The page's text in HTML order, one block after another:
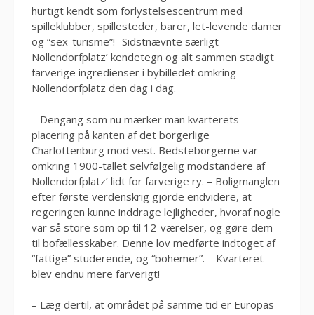
hurtigt kendt som forlystelsescentrum med
spilleklubber, spillesteder, barer, let-levende damer
og “sex-turisme”! -Sidstnævnte særligt
Nollendorfplatz’ kendetegn og alt sammen stadigt
farverige ingredienser i bybilledet omkring
Nollendorfplatz den dag i dag.
– Dengang som nu mærker man kvarterets
placering på kanten af det borgerlige
Charlottenburg mod vest. Bedsteborgerne var
omkring 1900-tallet selvfølgelig modstandere af
Nollendorfplatz’ lidt for farverige ry. – Boligmanglen
efter første verdenskrig gjorde endvidere, at
regeringen kunne inddrage lejligheder, hvoraf nogle
var så store som op til 12-værelser, og gøre dem
til bofællesskaber. Denne lov medførte indtoget af
“fattige” studerende, og “bohemer”. – Kvarteret
blev endnu mere farverigt!
– Læg dertil, at området på samme tid er Europas